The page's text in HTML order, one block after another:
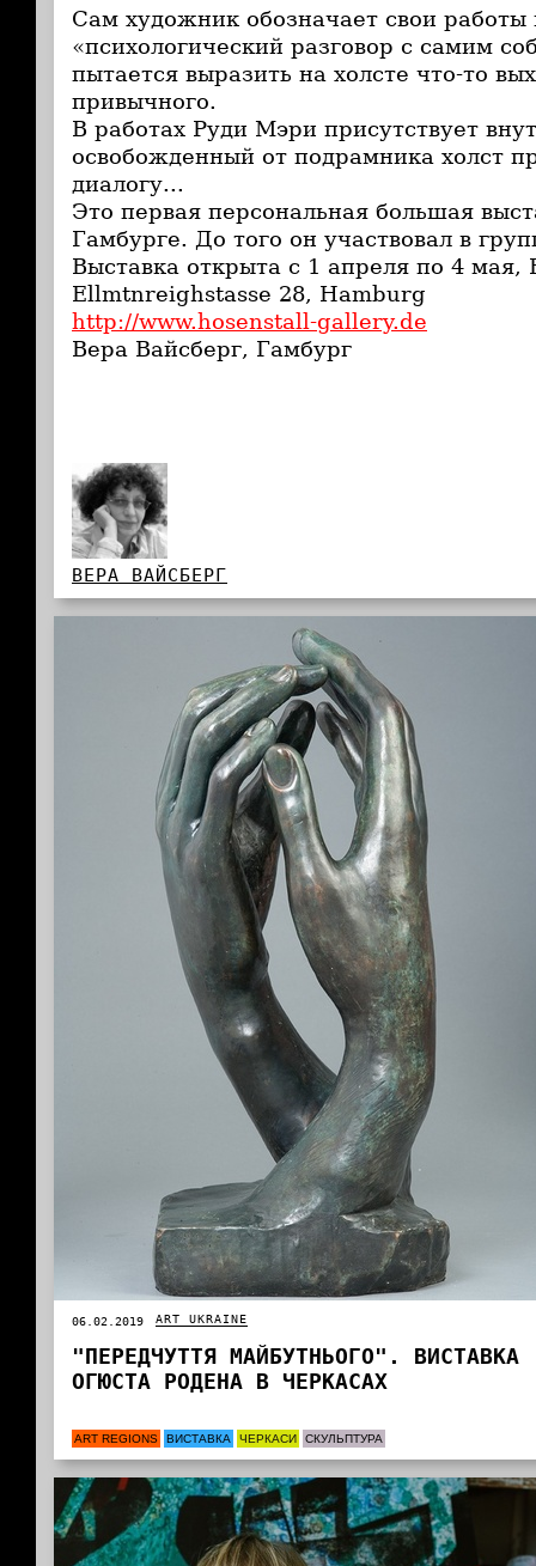
Сам художник обозначает свои работы
«психологический разговор с самим
пытается выразить на холсте что-то
привычного.
В работах Руди Мэри присутствует
освобожденный от подрамника холст
диалогу...
Это первая персональная большая
Гамбурге. До того он участвовал в
Выставка открыта с 1 апреля по 4 мая,
Ellmtnreighstasse 28, Hamburg
http://www.hosenstall-gallery.de
Вера Вайсберг, Гамбург
ВЕРА ВАЙСБЕРГ
06.02.2019 ART UKRAINE
"ПЕРЕДЧУТТЯ МАЙБУТНЬОГО". ВИСТАВКА
ОГЮСТА РОДЕНА В ЧЕРКАСАХ
ART REGIONS ВИСТАВКА ЧЕРКАСИ СКУЛЬПТУРА